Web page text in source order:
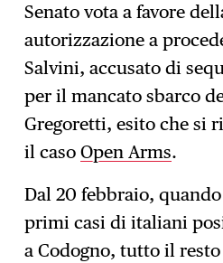
Senato vota a favore
autorizzazione a
Salvini, accusato di
per il mancato sbarco
Gregoretti, esito che si
il casoOpen Arms.
Dal 20 febbraio,
primi casi di italiani
a Codogno, tutto il